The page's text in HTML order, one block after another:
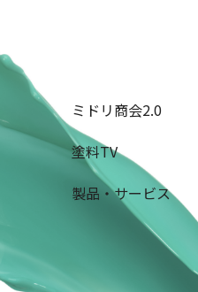
ミドリ商会2.0
塗料TV
製品・サービス